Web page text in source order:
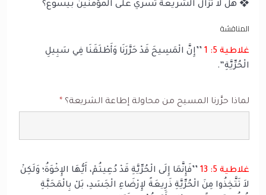
❖ هل لا تزال الشريعة تسري على المؤمنين بيسوع؟
المناقشة
غلاطية 5: 1
’’إِنَّ الْمَسِيحَ قَدْ حَرَّرَنَا وَأَطْلَقَنَا فِي سَبِيلِ
الْحُرِّيَّةِ‘‘.
لماذا حرَّرنا المسيح من محاولة إطاعة الشريعة؟ *
غلاطية 5: 13
’’فَإِنَّمَا إِلَى الْحُرِّيَّةِ قَدْ دُعِيتُمْ، أَيُّهَا الإِخْوَةُ؛ وَلَكِنْ
لاَ تَتَّخِذُوا مِنَ الْحُرِّيَّةِ ذَرِيعَةً لإِرْضَاءِ الْجَسَدِ، بَلْ بِالْمَحَبَّةِ